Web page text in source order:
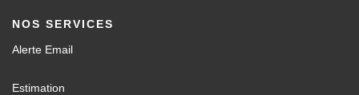
NOS SERVICES
Alerte Email
Estimation